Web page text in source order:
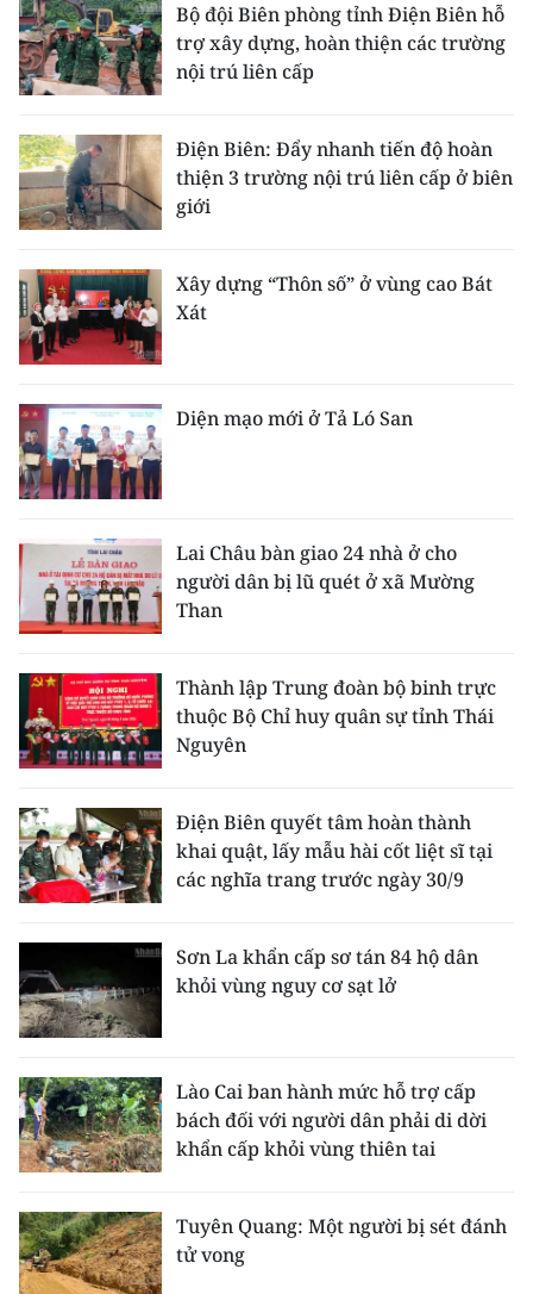
Bộ đội Biên phòng tỉnh Điện Biên hỗ
trợ xây dựng, hoàn thiện các trường
nội trú liên cấp
Điện Biên: Đẩy nhanh tiến độ hoàn
thiện 3 trường nội trú liên cấp ở biên
giới
Xây dựng “Thôn số” ở vùng cao Bát
Xát
Diện mạo mới ở Tả Ló San
Lai Châu bàn giao 24 nhà ở cho
người dân bị lũ quét ở xã Mường
Than
Thành lập Trung đoàn bộ binh trực
thuộc Bộ Chỉ huy quân sự tỉnh Thái
Nguyên
Điện Biên quyết tâm hoàn thành
khai quật, lấy mẫu hài cốt liệt sĩ tại
các nghĩa trang trước ngày 30/9
Sơn La khẩn cấp sơ tán 84 hộ dân
khỏi vùng nguy cơ sạt lở
Lào Cai ban hành mức hỗ trợ cấp
bách đối với người dân phải di dời
khẩn cấp khỏi vùng thiên tai
Tuyên Quang: Một người bị sét đánh
tử vong